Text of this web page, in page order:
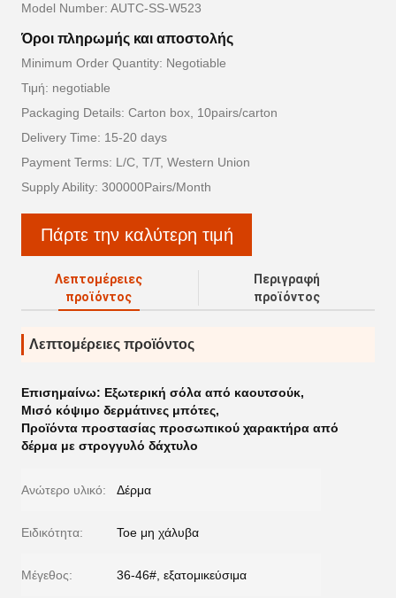
Model Number: AUTC-SS-W523
Όροι πληρωμής και αποστολής
Minimum Order Quantity: Negotiable
Τιμή: negotiable
Packaging Details: Carton box, 10pairs/carton
Delivery Time: 15-20 days
Payment Terms: L/C, T/T, Western Union
Supply Ability: 300000Pairs/Month
Πάρτε την καλύτερη τιμή
Λεπτομέρειες
προϊόντος
Περιγραφή
προϊόντος
Λεπτομέρειες προϊόντος
Επισημαίνω: Εξωτερική σόλα από καουτσούκ,
Μισό κόψιμο δερμάτινες μπότες,
Προϊόντα προστασίας προσωπικού χαρακτήρα από
δέρμα με στρογγυλό δάχτυλο
Ανώτερο υλικό: Δέρμα
Ειδικότητα: Toe μη χάλυβα
Μέγεθος: 36-46#, εξατομικεύσιμα